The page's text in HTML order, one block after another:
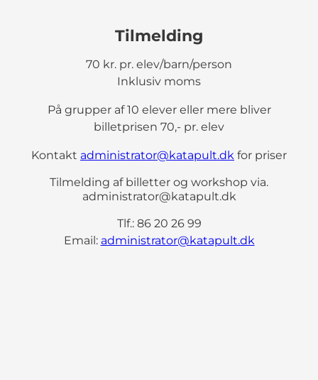
Tilmelding
70 kr. pr. elev/barn/person
Inklusiv moms
På grupper af 10 elever eller mere bliver
billetprisen 70,- pr. elev
Kontakt administrator@katapult.dk for priser
Tilmelding af billetter og workshop via.
administrator@katapult.dk
Tlf.: 86 20 26 99
Email: administrator@katapult.dk